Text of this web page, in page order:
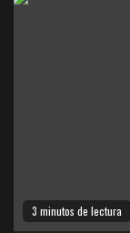
3 minutos de lectura